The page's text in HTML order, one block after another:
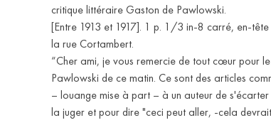
critique littéraire Gaston de Pawlowski.
[Entre 1913 et 1917]. 1 p. 1/3 in-8 carré, en-
la rue Cortambert.
“Cher ami, je vous remercie de tout cœur pour
Pawlowski de ce matin. Ce sont des articles
– louange mise à part – à un auteur de
la juger et pour dire "ceci peut aller, -cela